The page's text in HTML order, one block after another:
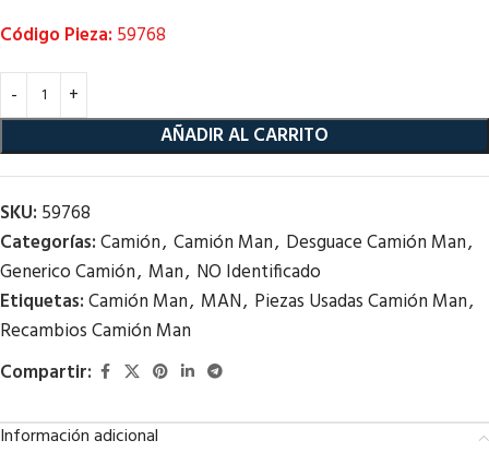
Código Pieza: 59768
AÑADIR AL CARRITO
SKU: 59768
Categorías:Camión, Camión Man, Desguace Camión Man,
Generico Camión, Man, NO Identificado
Etiquetas:Camión Man, MAN, Piezas Usadas Camión Man,
Recambios Camión Man
Compartir:
Información adicional